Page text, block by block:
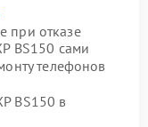
при отказе
BS150 сами
телефонов
BS150 в